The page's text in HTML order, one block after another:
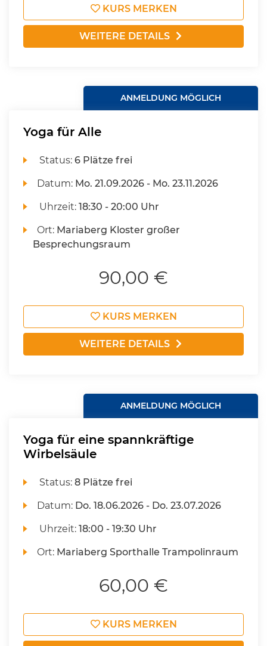
KURS MERKEN
WEITERE DETAILS
ANMELDUNG MÖGLICH
Yoga für Alle
Status:6 Plätze frei
Datum: Mo. 21.09.2026 - Mo. 23.11.2026
Uhrzeit:18:30 - 20:00 Uhr
Ort: Mariaberg Kloster großer
Besprechungsraum
90,00 €
KURS MERKEN
WEITERE DETAILS
ANMELDUNG MÖGLICH
Yoga für eine spannkräftige
Wirbelsäule
Status:8 Plätze frei
Datum: Do. 18.06.2026 - Do. 23.07.2026
Uhrzeit:18:00 - 19:30 Uhr
Ort: Mariaberg Sporthalle Trampolinraum
60,00 €
KURS MERKEN